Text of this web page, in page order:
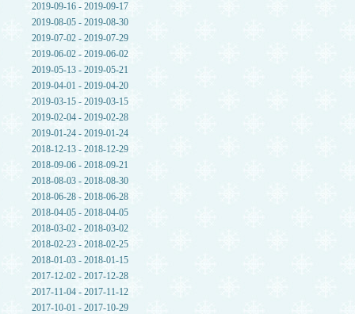
2019-09-16 - 2019-09-17
2019-08-05 - 2019-08-30
2019-07-02 - 2019-07-29
2019-06-02 - 2019-06-02
2019-05-13 - 2019-05-21
2019-04-01 - 2019-04-20
2019-03-15 - 2019-03-15
2019-02-04 - 2019-02-28
2019-01-24 - 2019-01-24
2018-12-13 - 2018-12-29
2018-09-06 - 2018-09-21
2018-08-03 - 2018-08-30
2018-06-28 - 2018-06-28
2018-04-05 - 2018-04-05
2018-03-02 - 2018-03-02
2018-02-23 - 2018-02-25
2018-01-03 - 2018-01-15
2017-12-02 - 2017-12-28
2017-11-04 - 2017-11-12
2017-10-01 - 2017-10-29